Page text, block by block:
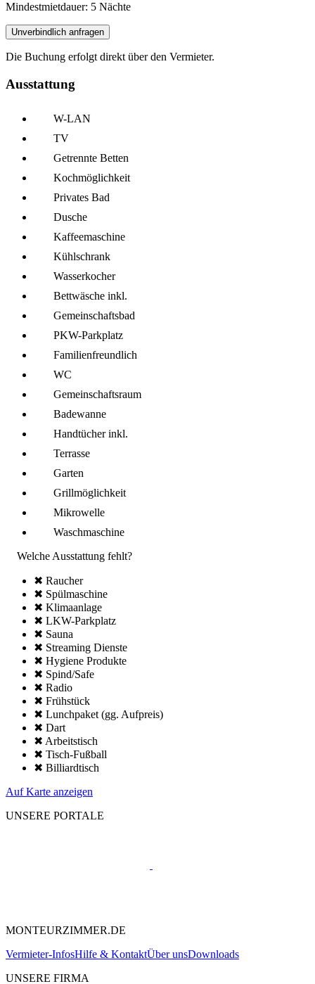
Mindestmietdauer: 5 Nächte
Unverbindlich anfragen
Die Buchung erfolgt direkt über den Vermieter.
Ausstattung
W-LAN
TV
Getrennte Betten
Kochmöglich­keit
Privates Bad
Dusche
Kaffee­maschine
Kühl­schrank
Wasserkocher
Bettwäsche inkl.
Gemeinschafts­bad
PKW-Parkplatz
Familien­freundlich
WC
Gemeinschafts­raum
Badewanne
Handtücher inkl.
Terrasse
Garten
Grillmöglich­keit
Mikro­welle
Wasch­maschine
Welche Ausstattung fehlt?
✖ Raucher
✖ Spül­maschine
✖ Klima­anlage
✖ LKW-Parkplatz
✖ Sauna
✖ Streaming Dienste
✖ Hygiene Produkte
✖ Spind/Safe
✖ Radio
✖ Frühstück
✖ Lunchpaket (gg. Aufpreis)
✖ Dart
✖ Arbeitstisch
✖ Tisch-Fußball
✖ Billiardtisch
Auf Karte anzeigen
UNSERE PORTALE
MONTEURZIMMER.DE
Vermieter-InfosHilfe & KontaktÜber unsDownloads
UNSERE FIRMA